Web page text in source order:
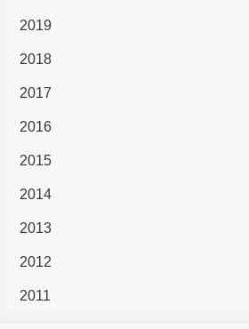
2019
2018
2017
2016
2015
2014
2013
2012
2011